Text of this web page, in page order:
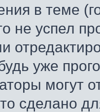
в теме
не успел
уже
могут
сделано